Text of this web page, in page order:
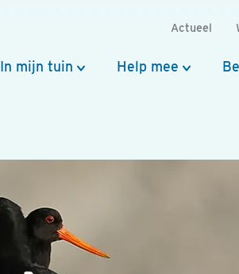
Actueel
In mijn tuin Help mee